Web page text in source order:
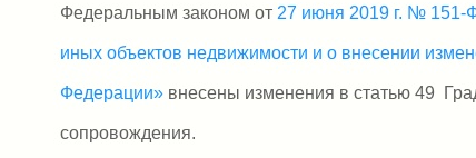
Федеральным законом от 27 июня 2019 г. № 151-
иных объектов недвижимости и о внесении
Федерации»внесены изменения в статью 49
сопровождения.